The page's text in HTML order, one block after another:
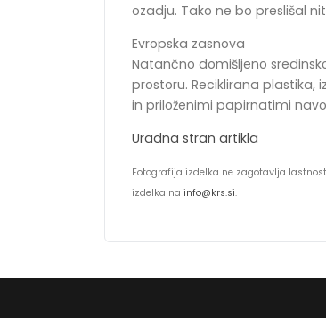
ozadju. Tako ne bo preslišal
Evropska zasnova
Natančno domišljeno
prostoru. Reciklirana plastika,
in priloženimi papirnatimi
Uradna stran artikla
Fotografija izdelka ne zagotavlja
izdelka na info@krs.si.